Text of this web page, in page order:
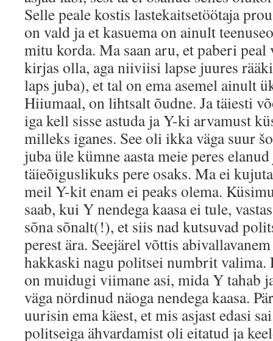
Selle peale kostis lastekaitsetöötaja
on vald ja et kasuema on ainult
mitu korda. Ma saan aru, et paberi
kirjas olla, aga niiviisi lapse juures
laps juba), et tal on ema asemel ainult
Hiiumaal, on lihtsalt õudne. Ja täiesti
iga kell sisse astuda ja Y-ki arvamust
milleks iganes. See oli ikka väga suur
juba üle kümne aasta meie peres
täieõiguslikuks pere osaks. Ma ei
meil Y-kit enam ei peaks olema.
saab, kui Y nendega kaasa ei tule,
sõna sõnalt(!), et siis nad kutsuvad
perest ära. Seejärel võttis
hakkaski nagu politsei numbrit valima.
on muidugi viimane asi, mida Y tahab
väga nördinud näoga nendega kaasa.
uurisin ema käest, et mis asjast edasi
politseiga ähvardamist oli eitatud ja